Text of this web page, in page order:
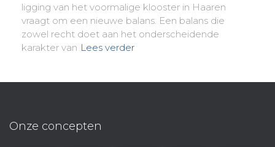
ligging van het voormalige klooster in Haaren
vraagt om een nieuwe balans. Een balans die
zowel recht doet aan het onderscheidende
karakter van Lees verder
Onze concepten